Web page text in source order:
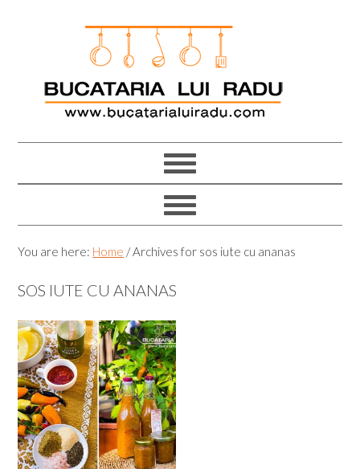
You are here: Home /Archives for sos iute cu ananas
SOS IUTE CU ANANAS